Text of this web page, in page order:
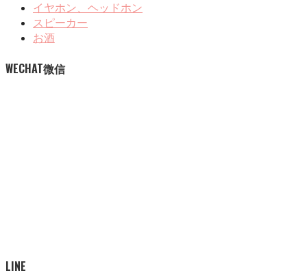
イヤホン、ヘッドホン
スピーカー
お酒
WECHAT微信
LINE